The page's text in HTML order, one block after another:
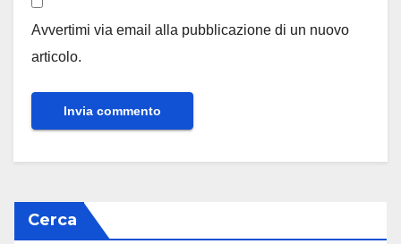
Avvertimi via email alla pubblicazione di un nuovo
articolo.
Cerca